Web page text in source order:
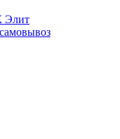
Элит